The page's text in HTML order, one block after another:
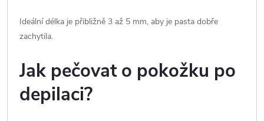
Ideální délka je přibližně 3 až 5 mm, aby je pasta dobře
zachytila.
Jak pečovat o pokožku po
depilaci?